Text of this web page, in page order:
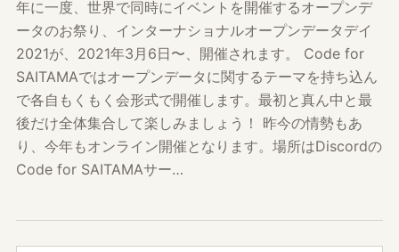
年に一度、世界で同時にイベントを開催するオープンデ
ータのお祭り、インターナショナルオープンデータデイ
2021が、2021年3月6日〜、開催されます。 Code for
SAITAMAではオープンデータに関するテーマを持ち込ん
で各自もくもく会形式で開催します。最初と真ん中と最
後だけ全体集合して楽しみましょう！ 昨今の情勢もあ
り、今年もオンライン開催となります。場所はDiscordの
Code for SAITAMAサー…